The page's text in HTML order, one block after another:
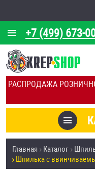
РАСПРОДАЖА
+7 (499) 673-
О КОМПАНИИ
КАЛЬКУЛЯТОР
ОТЗЫВЫ
УСЛУГИ
СКИДКИ
Товары со
Анкеры
Главная Каталог
Шпилька c